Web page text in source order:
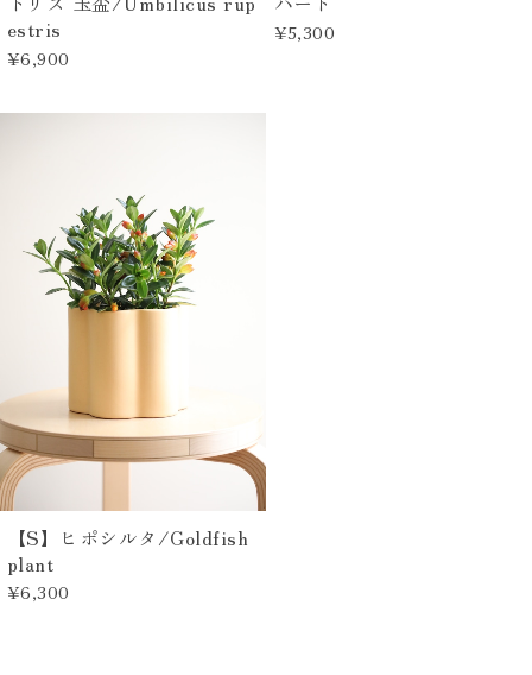
estris
¥6,900
¥5,300
【S】ヒポシルタ/Goldfish
plant
¥6,300